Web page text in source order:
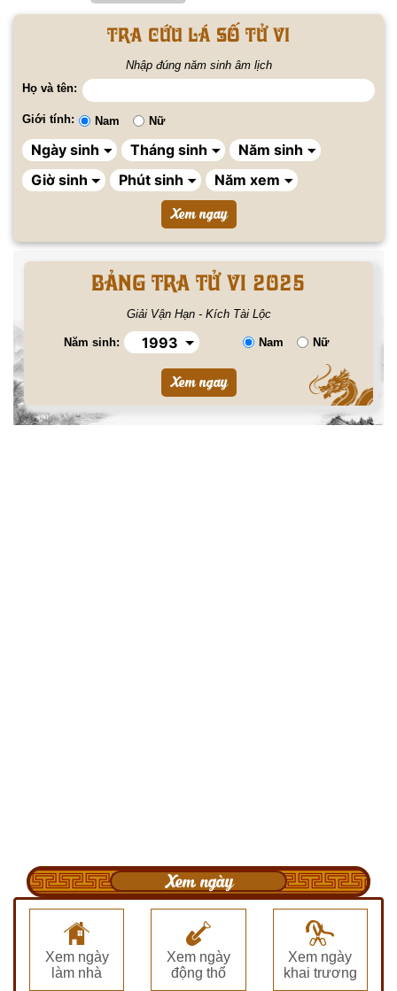
Tra cứu lá số tử vi
Nhập đúng năm sinh âm lịch
Họ và tên:
Giới tính: Nam Nữ
BẢNG TRA TỬ VI 2025
Giải Vận Hạn - Kích Tài Lộc
Năm sinh: Nam Nữ
Xem ngày
Xem ngày
làm nhà
Xem ngày
động thổ
Xem ngày
khai trương